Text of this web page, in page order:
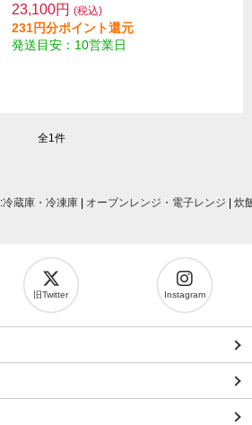
23,100円 (税込)
231円分ポイント還元
発送目安：10営業日
全1件
:冷蔵庫・冷凍庫 オーブンレンジ・電子レンジ 炊
旧Twitter Instagram